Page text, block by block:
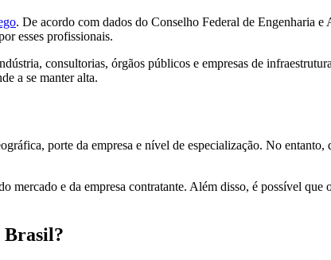
. De acordo com dados do Conselho Federal de Engenharia
esses profissionais.
consultorias, órgãos públicos e empresas de
a se manter alta.
porte da empresa e nível de especialização. No entanto,
mercado e da empresa contratante. Além disso, é possível
Brasil?